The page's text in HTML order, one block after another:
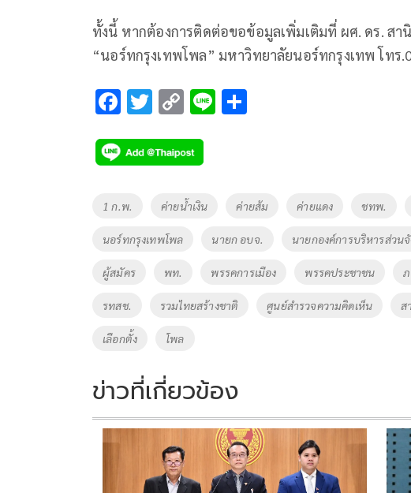
ทั้งนี้ หากต้องการติดต่อขอข้อมูลเพิ่มเติมที่ ผศ. ดร. ส
“นอร์ทกรุงเทพโพล” มหาวิทยาลัยนอร์ทกรุงเทพ โทร
F
e
b
o
o
k
T
tt
er
C
p
y
Li
Li
Tags
1 ก.พ. ค่ายน้ำเงิน ค่ายส้ม ค่ายแดง ชทพ.
นอร์ทกรุงเทพโพล นายก อบจ. นายกองค์การบริหารส่วน
ผู้สมัคร พท. พรรคการเมือง พรรคประชาชน
รทสช. รวมไทยสร้างชาติ ศูนย์สำรวจความคิดเห็น ส
เลือกตั้ง โพล
ข่าวที่เกี่ยวข้อง